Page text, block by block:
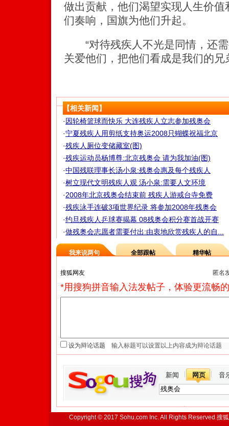
做出贡献，他们渴望实现人生价
们奏响，国旗为他们升起。
“对待残疾人不光是同情，还需
关爱他们，把他们看成是我们的兄
【相关新闻】
·因轮椅篮球而快乐 大连残疾人立志参加残奥会
·宁夏残疾人用剪纸支持奥运2008只蝴蝶祝福北京
·残疾人厕位变储藏室(图)
·残疾运动员杨博尊:北京残奥会 请为我加油(图)
·中国残联理事长汤小泉:残奥会惠及每个残疾人
·树立现代文明残疾人观 汤小泉:需要人文环境
·2008年北京残奥会结束前 残疾人游戒台寺免费
·残疾泳手连破3项世界纪录 将参加2008年残奥会
·约旦残疾人乒球赛揭幕 08残奥会积分赛首战开赛
·做残奥会志愿者需要付出:由衷地欣赏残疾人的自...
我来说两句 全部跟帖 精华帖
匿名
*用搜狗拼音输入法发帖子，体验更流畅
设为辩论话题
新闻 网页 音
Copyright © 2017 Sohu.com Inc. All Rights Reserved.搜